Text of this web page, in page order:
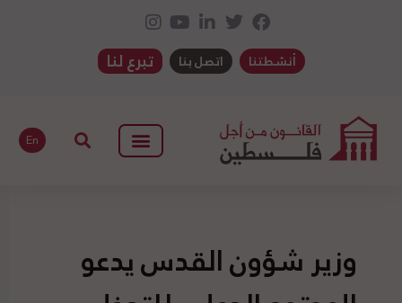
أنشطتنا اتصل بنا تبرع لنا
En
وزير شؤون القدس يدعو